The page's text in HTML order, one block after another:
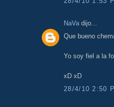
NaVa dijo...
Que bueno
Yo soy fiel a la
xD xD
28/4/10 2:50